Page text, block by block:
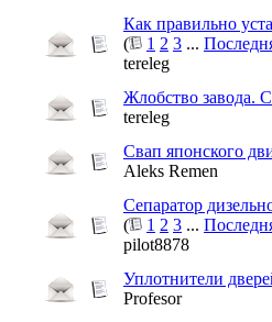
Как правильно
(
1 2 3 ...
tereleg
Жлобство завода.
tereleg
Свап японского
Aleks Remen
Сепаратор
(
1 2 3 ...
pilot8878
Уплотнители
Profesor